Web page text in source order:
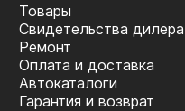
Товары
Cвидетельства дилера
Ремонт
Оплата и доставка
Автокаталоги
Гарантия и возврат